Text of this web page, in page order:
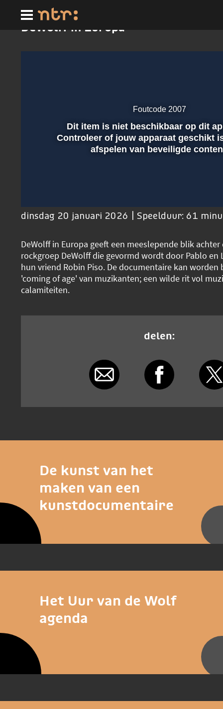
hoofdinhoud
DeWolff in Europa
Afspelen
Foutcode 2007
Dit item is niet beschikbaar op dit
Controleer of jouw apparaat geschikt
afspelen van beveiligde
dinsdag 20 januari 2026 | Speelduur: 61
DeWolff in Europa geeft een meeslepende blik
rockgroep DeWolff die gevormd wordt door Pablo en
hun vriend Robin Piso. De documentaire kan worden
'coming of age' van muzikanten; een wilde rit vol
calamiteiten.
delen:
De kunst van het
maken van een
kunstdocumentaire
Het Uur van de Wolf
agenda